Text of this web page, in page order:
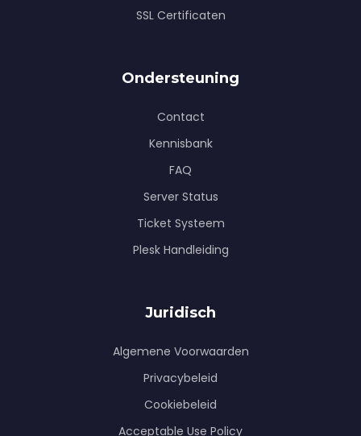
SSL Certificaten
Ondersteuning
Contact
Kennisbank
FAQ
Server Status
Ticket Systeem
Plesk Handleiding
Juridisch
Algemene Voorwaarden
Privacybeleid
Cookiebeleid
Acceptable Use Policy